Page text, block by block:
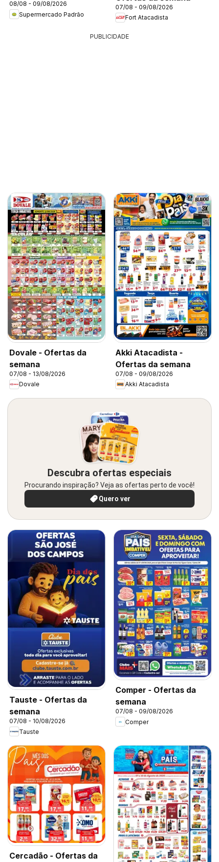
08/08 - 09/08/2026
Supermercado Padrão
07/08 - 09/08/2026
Fort Atacadista
PUBLICIDADE
Dovale - Ofertas da
semana
07/08 - 13/08/2026
Dovale
Akki Atacadista -
Ofertas da semana
07/08 - 09/08/2026
Akki Atacadista
Descubra ofertas especiais
Procurando inspiração? Veja as ofertas perto de você!
Quero ver
Tauste - Ofertas da
semana
07/08 - 10/08/2026
Tauste
Comper - Ofertas da
semana
07/08 - 09/08/2026
Comper
Cercadão - Ofertas da